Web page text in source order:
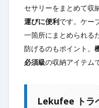
セサリーをまとめて収
運びに便利です。ケー
一箇所にまとめられる
防げるのもポイント。
必須級の収納アイテム
Lekufee トラ